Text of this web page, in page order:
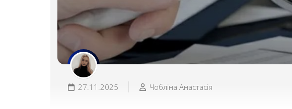
27.11.2025 Чобліна Анастасія